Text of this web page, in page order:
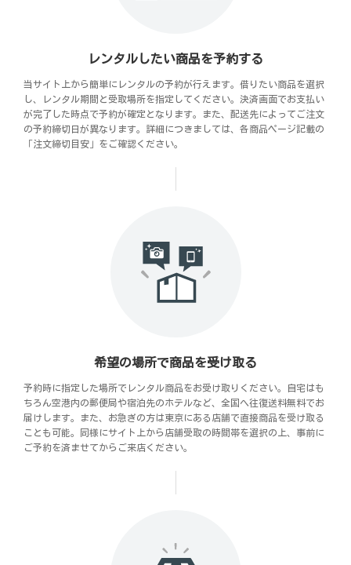
レンタルしたい商品を予約する
当サイト上から簡単にレンタルの予約が行えます。借りたい商品を選択
し、レンタル期間と受取場所を指定してください。決済画面でお支払い
が完了した時点で予約が確定となります。また、配送先によってご注文
の予約締切日が異なります。詳細につきましては、各商品ページ記載の
「注文締切目安」をご確認ください。
希望の場所で商品を受け取る
予約時に指定した場所でレンタル商品をお受け取りください。自宅はも
ちろん空港内の郵便局や宿泊先のホテルなど、全国へ往復送料無料でお
届けします。また、お急ぎの方は東京にある店舗で直接商品を受け取る
ことも可能。同様にサイト上から店舗受取の時間帯を選択の上、事前に
ご予約を済ませてからご来店ください。